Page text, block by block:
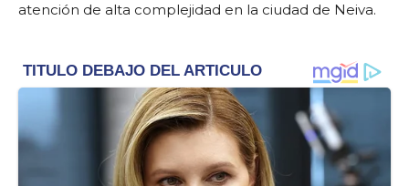
atención de alta complejidad en la ciudad de Neiva.